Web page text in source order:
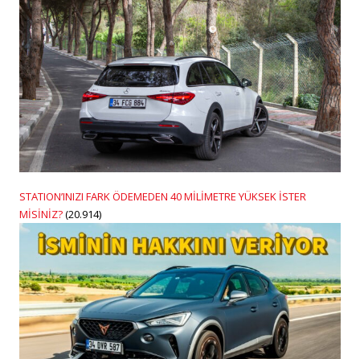
STATION’INIZI FARK ÖDEMEDEN 40 MİLİMETRE YÜKSEK İSTER
MİSİNİZ?(20.914)